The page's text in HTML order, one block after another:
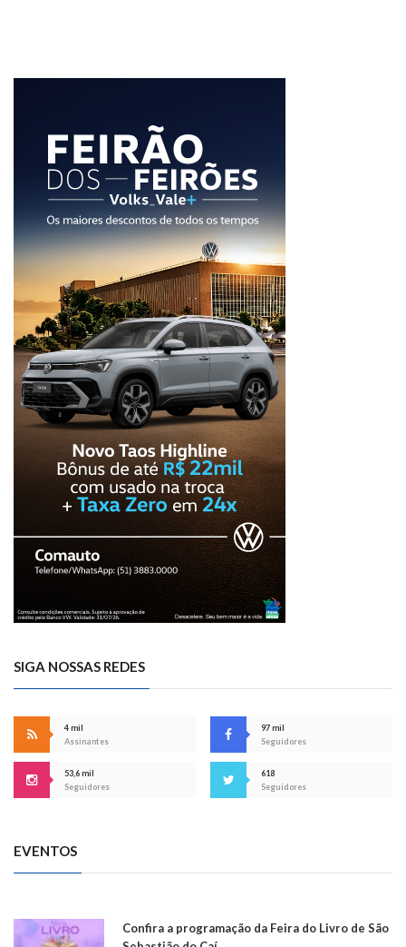
SIGA NOSSAS REDES
4 mil
Assinantes
97 mil
Seguidores
53,6 mil
Seguidores
618
Seguidores
EVENTOS
Confira a programação da Feira do Livro de São